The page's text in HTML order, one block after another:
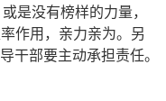
是没有榜样的力量，
作用，亲力亲为。另
干部要主动承担责任。